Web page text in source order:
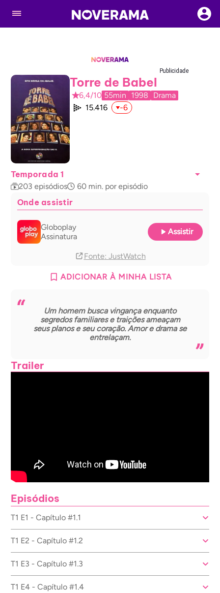
Publicidade
Torre de Babel
6,4/10 55min 1998
Drama
15.416
-6
Temporada 1
203 episódios 60 min. por episódio
Onde assistir
Globoplay
Assinatura
Assistir
Fonte: JustWatch
ADICIONAR À MINHA LISTA
Um homem busca vingança enquanto
segredos familiares e traições ameaçam
seus planos e seu coração. Amor e drama se
entrelaçam.
Trailer
Episódios
T1 E1 - Capítulo #1.1
T1 E2 - Capítulo #1.2
T1 E3 - Capítulo #1.3
T1 E4 - Capítulo #1.4